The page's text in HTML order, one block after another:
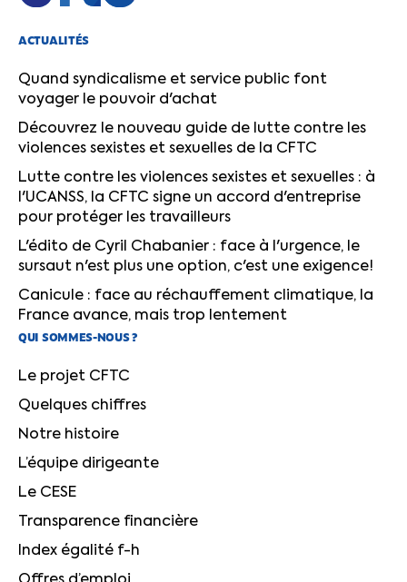
ACTUALITÉS
Quand syndicalisme et service public font
voyager le pouvoir d'achat
Découvrez le nouveau guide de lutte contre les
violences sexistes et sexuelles de la CFTC
Lutte contre les violences sexistes et sexuelles : à
l'UCANSS, la CFTC signe un accord d'entreprise
pour protéger les travailleurs
L'édito de Cyril Chabanier : face à l'urgence, le
sursaut n'est plus une option, c'est une exigence!
Canicule : face au réchauffement climatique, la
France avance, mais trop lentement
QUI SOMMES-NOUS ?
Le projet CFTC
Quelques chiffres
Notre histoire
L’équipe dirigeante
Le CESE
Transparence financière
Index égalité f-h